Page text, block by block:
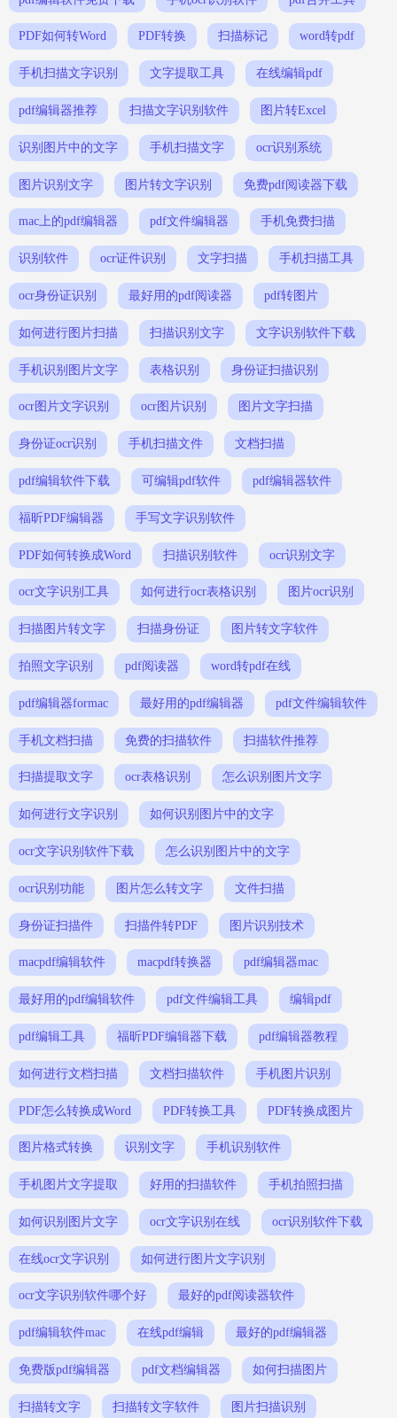
PDF如何转Word PDF转换 扫描标记 word转pdf
手机扫描文字识别 文字提取工具 在线编辑pdf
pdf编辑器推荐 扫描文字识别软件 图片转Excel
识别图片中的文字 手机扫描文字 ocr识别系统
图片识别文字 图片转文字识别 免费pdf阅读器下载
mac上的pdf编辑器 pdf文件编辑器 手机免费扫描
识别软件 ocr证件识别 文字扫描 手机扫描工具
ocr身份证识别 最好用的pdf阅读器 pdf转图片
如何进行图片扫描 扫描识别文字 文字识别软件下载
手机识别图片文字 表格识别 身份证扫描识别
ocr图片文字识别 ocr图片识别 图片文字扫描
身份证ocr识别 手机扫描文件 文档扫描
pdf编辑软件下载 可编辑pdf软件 pdf编辑器软件
福昕PDF编辑器 手写文字识别软件
PDF如何转换成Word 扫描识别软件 ocr识别文字
ocr文字识别工具 如何进行ocr表格识别 图片ocr识别
扫描图片转文字 扫描身份证 图片转文字软件
拍照文字识别 pdf阅读器 word转pdf在线
pdf编辑器formac 最好用的pdf编辑器 pdf文件编辑软件
手机文档扫描 免费的扫描软件 扫描软件推荐
扫描提取文字 ocr表格识别 怎么识别图片文字
如何进行文字识别 如何识别图片中的文字
ocr文字识别软件下载 怎么识别图片中的文字
ocr识别功能 图片怎么转文字 文件扫描
身份证扫描件 扫描件转PDF 图片识别技术
macpdf编辑软件 macpdf转换器 pdf编辑器mac
最好用的pdf编辑软件 pdf文件编辑工具 编辑pdf
pdf编辑工具 福昕PDF编辑器下载 pdf编辑器教程
如何进行文档扫描 文档扫描软件 手机图片识别
PDF怎么转换成Word PDF转换工具 PDF转换成图片
图片格式转换 识别文字 手机识别软件
手机图片文字提取 好用的扫描软件 手机拍照扫描
如何识别图片文字 ocr文字识别在线 ocr识别软件下载
在线ocr文字识别 如何进行图片文字识别
ocr文字识别软件哪个好 最好的pdf阅读器软件
pdf编辑软件mac 在线pdf编辑 最好的pdf编辑器
免费版pdf编辑器 pdf文档编辑器 如何扫描图片
扫描转文字 扫描转文字软件 图片扫描识别